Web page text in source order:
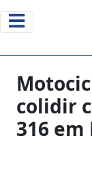
colidir
316 em